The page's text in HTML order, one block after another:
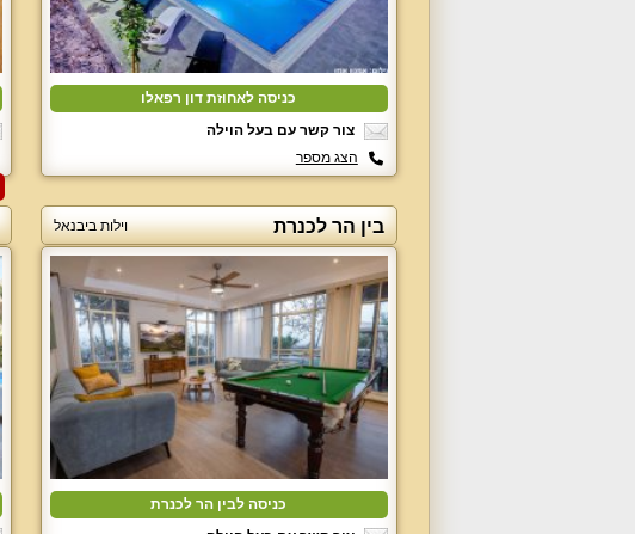
כניסה לאחוזת דון רפאלו
צור קשר עם בעל הוילה
הצג מספר
בין הר לכנרת וילות ביבנאל
כניסה לבין הר לכנרת